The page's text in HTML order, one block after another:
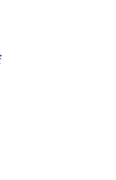
リフォーム